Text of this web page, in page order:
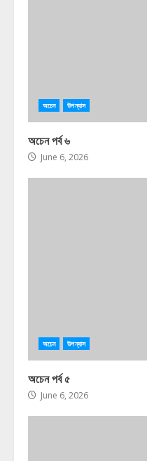
অচেন উপন্যাস
অচেন পর্ব ৬
June 6, 2026
অচেন উপন্যাস
অচেন পর্ব ৫
June 6, 2026